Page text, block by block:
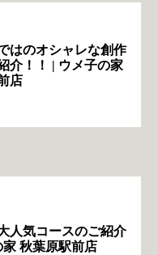
はのオシャレな創作
介！！ | ウメ子の家
店
人気コースのご紹介
家 秋葉原駅前店